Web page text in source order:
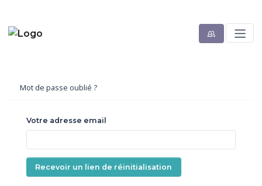
Mot de passe oublié ?
Votre adresse email
Recevoir un lien de réinitialisation